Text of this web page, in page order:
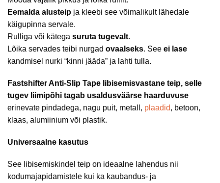
Eemalda alusteip ja kleebi see võimalikult lähedale
käigupinna servale.
Rulliga või kätega suruta tugevalt.
Lõika servades teibi nurgad ovaalseks. See ei lase
kandmisel nurki “kinni jääda” ja lahti tulla.
Fastshifter Anti-Slip Tape libisemisvastane teip, selle
tugev liimipõhi tagab usaldusväärse haarduvuse
erinevate pindadega, nagu puit, metall, plaadid, betoon,
klaas, alumiinium või plastik.
Universaalne kasutus
See libisemiskindel teip on ideaalne lahendus nii
kodumajapidamistele kui ka kaubandus- ja